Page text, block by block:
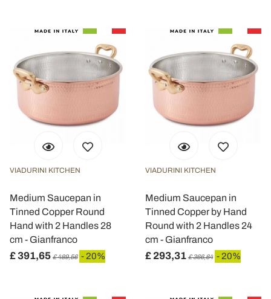
VIADURINI KITCHEN
Medium Saucepan in
Tinned Copper Round
Hand with 2 Handles 28
cm - Gianfranco
£ 391,65 £ 489,56 - 20%
VIADURINI KITCHEN
Medium Saucepan in
Tinned Copper by Hand
Round with 2 Handles 24
cm - Gianfranco
£ 293,31 £ 366,64 - 20%